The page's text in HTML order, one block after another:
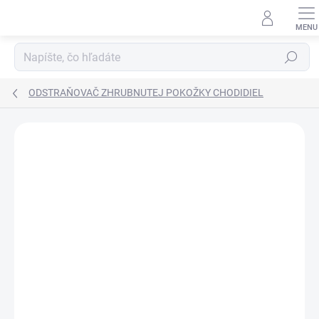
Hľadať
ODSTRAŇOVAČ ZHRUBNUTEJ POKOŽKY CHODIDIEL